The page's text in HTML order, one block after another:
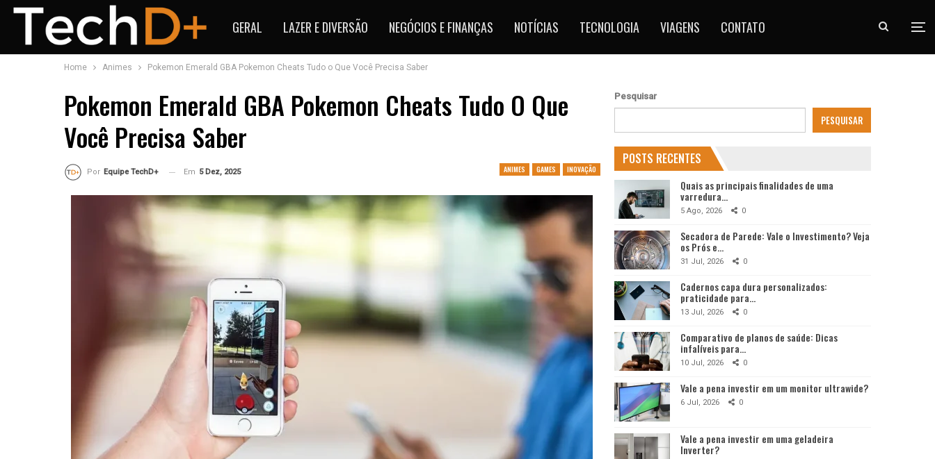
GERAL LAZER E DIVERSÃO NEGÓCIOS E FINANÇAS NOTÍCIAS TECNOLOGIA VIAGENS CONTATO
Home Animes Pokemon Emerald GBA Pokemon Cheats Tudo o Que Você Precisa Saber
Pokemon Emerald GBA Pokemon Cheats Tudo O Que
Você Precisa Saber
ANIMES GAMES INOVAÇÃO
Por Equipe TechD+ Em 5 Dez, 2025
Pesquisar
PESQUISAR
POSTS RECENTES
Quais as principais finalidades de uma
varredura…
5 Ago, 2026 0
Secadora de Parede: Vale o Investimento? Veja
os Prós e…
31 Jul, 2026 0
Cadernos capa dura personalizados:
praticidade para…
13 Jul, 2026 0
Comparativo de planos de saúde: Dicas
infalíveis para…
10 Jul, 2026 0
Vale a pena investir em um monitor ultrawide?
6 Jul, 2026 0
Vale a pena investir em uma geladeira
Inverter?